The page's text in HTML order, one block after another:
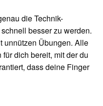
die Technik-
besser zu werden.
unnützen Übungen. Alle
dich bereit, mit der du
dass deine Finger